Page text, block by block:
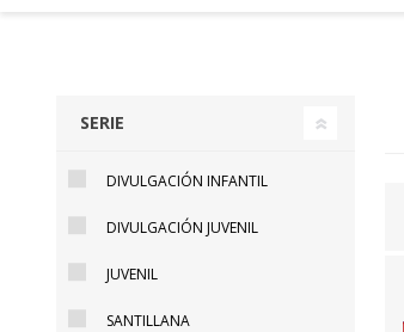
SERIE
DIVULGACIÓN INFANTIL
DIVULGACIÓN JUVENIL
JUVENIL
SANTILLANA